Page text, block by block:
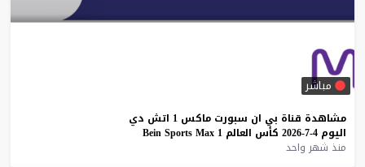
مباشر
مشاهدة قناة بي ان سبورت ماكس 1 اتش دي
اليوم 4-7-2026 كأس العالم Bein Sports Max 1
منذ شهر واحد